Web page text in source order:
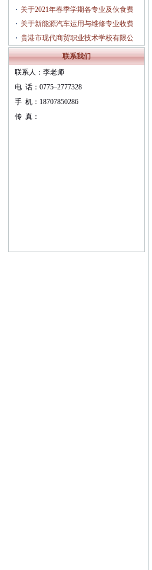
才培养方案（2025年3月修订）
关于2021年春季学期各专业及伙食费收
费的公示
关于新能源汽车运用与维修专业收费的
公示贵港市现代商贸职业技术学校有限公司
职业教育质量报告（ 2024年度）
联系我们
联系人：李老师
电 话：0775–2777328
手 机：18707850286
传 真：